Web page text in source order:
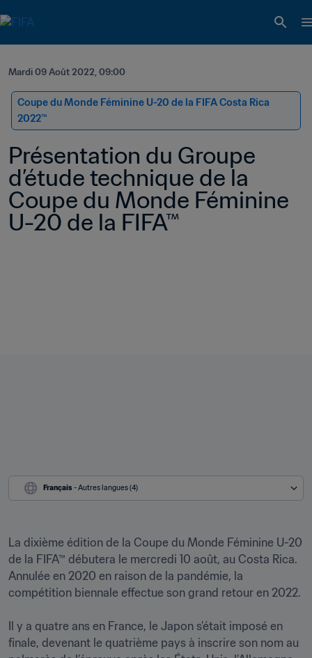
Mardi 09 Août 2022, 09:00
Coupe du Monde Féminine U-20 de la FIFA Costa Rica
2022™
Présentation du Groupe
d’étude technique de la
Coupe du Monde Féminine
U-20 de la FIFA™
Français - Autres langues (4)
La dixième édition de la Coupe du Monde Féminine U-20
de la FIFA™ débutera le mercredi 10 août, au Costa Rica.
Annulée en 2020 en raison de la pandémie, la
compétition biennale effectue son grand retour en 2022.
Il y a quatre ans en France, le Japon s’était imposé en
finale, devenant le quatrième pays à inscrire son nom au